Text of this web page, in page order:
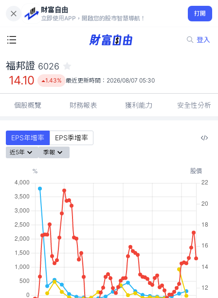
財富自由
立即使用APP，開啟您的股市智慧導航！
打開
登入
14.10
1.43%
福邦證 6026
14.10 1.43% 最近更新時間： 2026/08/07 05:30
個股概覽 財務報表 獲利能力 安全性分析
EPS年增率 EPS季增率
近5年 季報